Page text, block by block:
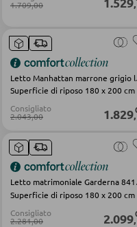
MOBILI
Sgabelli da bar
Carrelli da
Carrelli da bar
Sgabelli da bar
TAVOLI
Tavoli da
1.709,00 ,
Superficie di riposo 180 x 200 cm
Consigliato
2.043,00 1.829,
Letto
Superficie di riposo 180 x 200 cm
Consigliato
2.281,00 2.099,